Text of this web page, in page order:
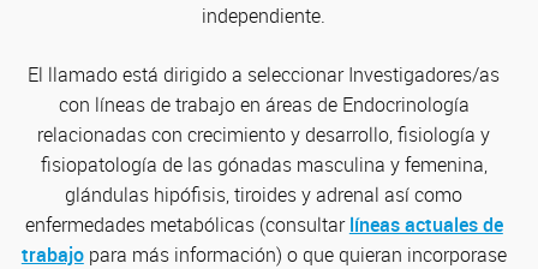
independiente.
El llamado está dirigido a seleccionar Investigadores/as
con líneas de trabajo en áreas de Endocrinología
relacionadas con crecimiento y desarrollo, fisiología y
fisiopatología de las gónadas masculina y femenina,
glándulas hipófisis, tiroides y adrenal así como
enfermedades metabólicas (consultarlíneas actuales de
trabajopara más información) o que quieran incorporase